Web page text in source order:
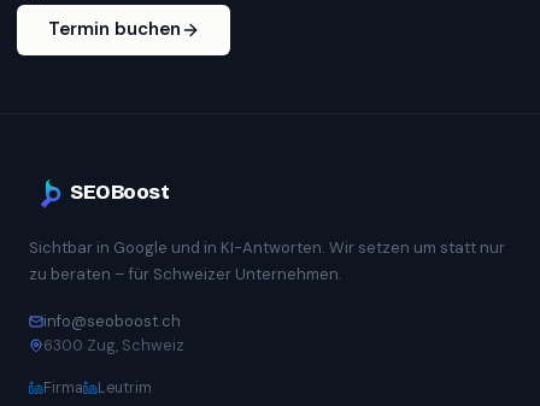
Termin buchen
SEOBoost
Sichtbar in Google und in KI-Antworten. Wir setzen um statt nur
zu beraten – für Schweizer Unternehmen.
info@seoboost.ch
6300 Zug, Schweiz
Firma Leutrim